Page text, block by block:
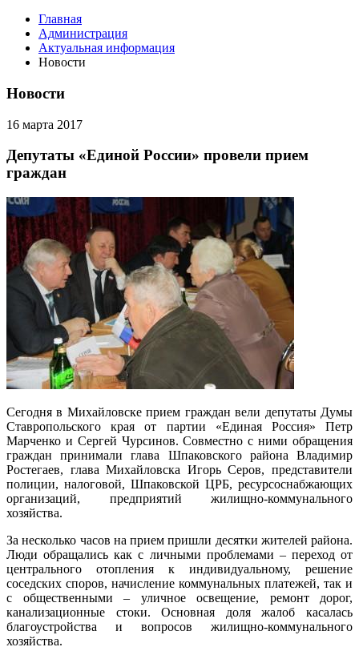
Главная
Администрация
Актуальная информация
Новости
Новости
16 марта 2017
Депутаты «Единой России» провели прием
граждан
Сегодня в Михайловске прием граждан вели депутаты Думы
Ставропольского края от партии «Единая Россия» Петр
Марченко и Сергей Чурсинов. Совместно с ними обращения
граждан принимали глава Шпаковского района Владимир
Ростегаев, глава Михайловска Игорь Серов, представители
полиции, налоговой, Шпаковской ЦРБ, ресурсоснабжающих
организаций, предприятий жилищно-коммунального
хозяйства.
За несколько часов на прием пришли десятки жителей района.
Люди обращались как с личными проблемами – переход от
центрального отопления к индивидуальному, решение
соседских споров, начисление коммунальных платежей, так и
с общественными – уличное освещение, ремонт дорог,
канализационные стоки. Основная доля жалоб касалась
благоустройства и вопросов жилищно-коммунального
хозяйства.